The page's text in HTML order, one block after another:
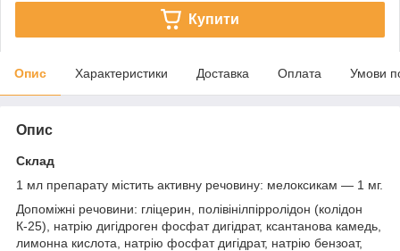
Купити
Опис Характеристики Доставка Оплата Умови
Опис
Склад
1 мл препарату містить активну речовину: мелоксикам — 1 мг.
Допоміжні речовини: гліцерин, полівінілпірролідон (колідон
К-25), натрію дигідроген фосфат дигідрат, ксантанова камедь,
лимонна кислота, натрію фосфат дигідрат, натрію бензоат,